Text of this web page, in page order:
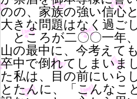
のの、家族の強い信心
大きな問題はなく過ご
ところが二〇〇一年
山の最中に、今考えて
卒中で倒れてしまいま
た私は、目の前にいら
とたんに、「こんなこ